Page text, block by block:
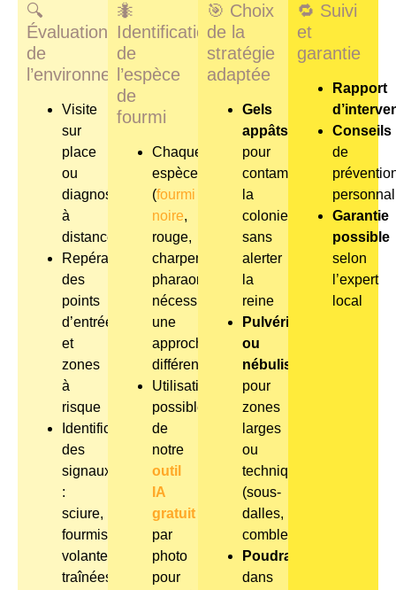
🔍
Évaluation
de
l’environnement
Visite
sur
place
ou
diagnostic
à
distance
Repérage
des
points
d’entrée
et
zones
à
risque
Identification
des
signaux
:
sciure,
fourmis
volantes,
traînées,
🐜
Identification
de
l’espèce
de
fourmi
Chaque
espèce
(fourmi
noire,
rouge,
charpentière,
pharaon…)
nécessite
une
approche
différente.
Utilisation
possible
de
notre
outil
IA
gratuit
par
photo
pour
🎯 Choix
de la
stratégie
adaptée
Gels
appâts
pour
contaminer
la
colonie
sans
alerter
la
reine
Pulvérisation
ou
nébulisation
pour
zones
larges
ou
techniques
(sous-
dalles,
combles)
Poudrage
dans
🔁 Suivi
et
garantie
Rapport
Conseils
de
Garantie
possible
selon
l’expert
local